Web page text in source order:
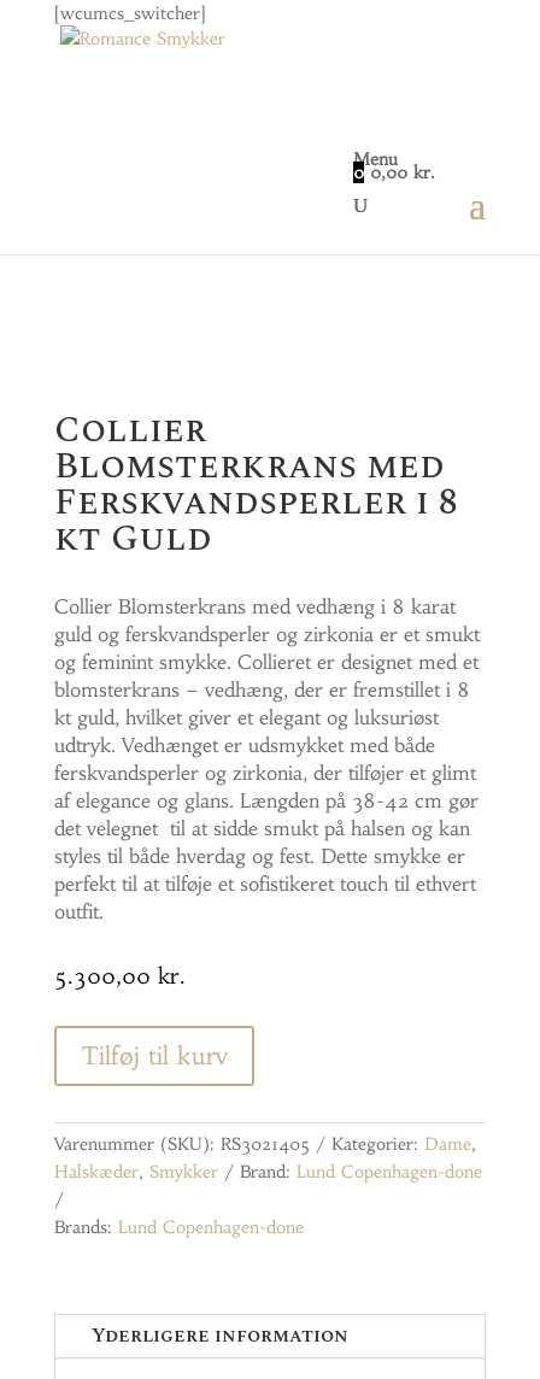
[wcumcs_switcher]
Menu
0 0,00kr.
/ Collier Blomsterkrans
Collier
Blomsterkrans med
Ferskvandsperler i 8
kt Guld
Collier Blomsterkrans med vedhæng i 8 karat
guld og ferskvandsperler og zirkonia er et smukt
og feminint smykke. Collieret er designet med et
blomsterkrans – vedhæng, der er fremstillet i 8
kt guld, hvilket giver et elegant og luksuriøst
udtryk. Vedhænget er udsmykket med både
ferskvandsperler og zirkonia, der tilføjer et glimt
af elegance og glans. Længden på 38-42 cm gør
det velegnet til at sidde smukt på halsen og kan
styles til både hverdag og fest. Dette smykke er
perfekt til at tilføje et sofistikeret touch til ethvert
outfit.
5.300,00 kr.
Tilføj til kurv
Varenummer (SKU): RS3021405 Kategorier: Dame,
Halskæder, Smykker Brand: Lund Copenhagen-done
Brands: Lund Copenhagen-done
Yderligere information